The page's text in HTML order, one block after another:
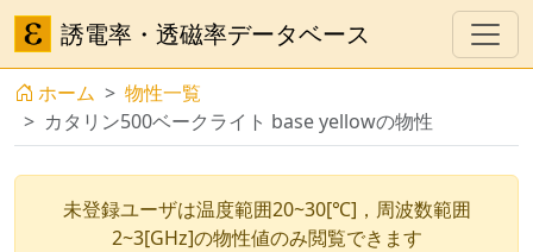
誘電率・透磁率データベース
ホーム
物性一覧
カタリン500ベークライト base yellowの物性
未登録ユーザは温度範囲20~30[℃]，周波数範囲
2~3[GHz]の物性値のみ閲覧できます